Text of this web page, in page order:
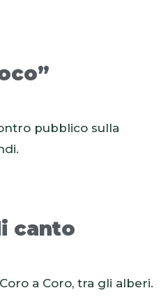
pubblico sulla
canto
a Coro, tra gli alberi.